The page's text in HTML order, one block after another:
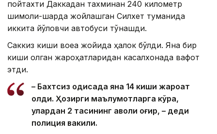
пойтахти Даккадан тахминан 240 километр
шимоли-шарқда жойлашган Силхет туманида
иккита йўловчи автобуси тўқнашди.
Саккиз киши воқеа жойида ҳалок бўлди. Яна бир
киши олган жароҳатларидан касалхонада вафот
этди.
– Бахтсиз ҳодисада яна 14 киши жароҳат
олди. Ҳозирги маълумотларга кўра,
улардан 2 тасининг аҳволи оғир, – деди
полиция вакили.